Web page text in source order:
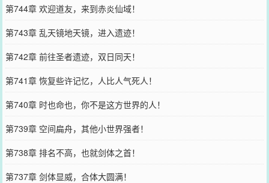
第744章 欢迎道友，来到赤炎仙域！
第743章 乱天镜地天镜，进入遗迹！
第742章 前往圣者遗迹，双日同天！
第741章 恢复些许记忆，人比人气死人！
第740章 时也命也，你不是这方世界的人！
第739章 空间扁舟，其他小世界强者！
第738章 排名不高，也就剑体之首！
第737章 剑体显威，合体大圆满！